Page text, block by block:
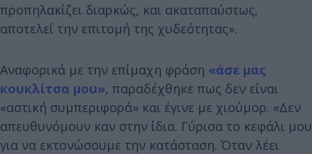
προπηλακίζει διαρκώς, και ακαταπαύστως,
αποτελεί την επιτομή της χυδεότητας».
Αναφορικά με την επίμαχη φράση «άσε μας
κουκλίτσα μου», παραδέχθηκε πως δεν είναι
«αστική συμπεριφορά» και έγινε με χιούμορ. «Δεν
απευθυνόμουν καν στην ίδια. Γύρισα το κεφάλι μου
για να εκτονώσουμε την κατάσταση. Όταν λέει